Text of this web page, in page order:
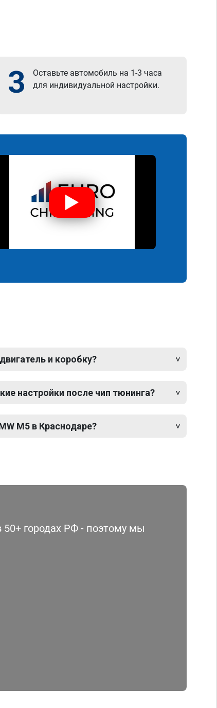
3
Оставьте автомобиль на 1-3 часа
для индивидуальной настройки.
и коробку?
настройки после чип тюнинга?
M5 в Краснодаре?
городах РФ - поэтому мы